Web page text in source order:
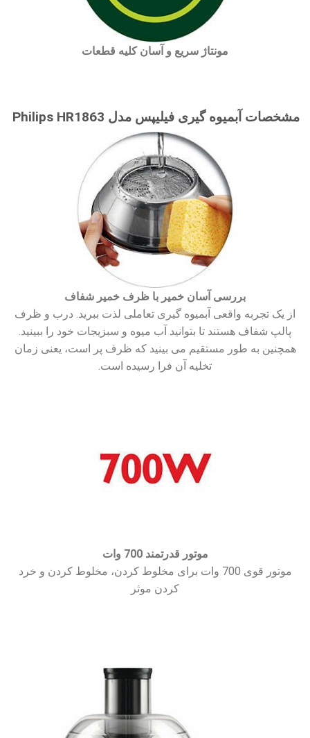
مونتاژ سریع و آسان کلیه قطعات
مشخصات آبمیوه گیری فیلیپس مدل Philips HR1863
بررسی آسان خمیر با ظرف خمیر شفاف
از یک تجربه واقعی آبمیوه گیری تعاملی لذت ببرید. درب و ظرف
پالپ شفاف هستند تا بتوانید آب میوه و سبزیجات خود را ببینید.
همچنین به طور مستقیم می بینید که ظرف پر است، یعنی زمان
تخلیه آن فرا رسیده است.
موتور قدرتمند 700 وات
موتور قوی 700 وات برای مخلوط کردن، مخلوط کردن و خرد
کردن موثر